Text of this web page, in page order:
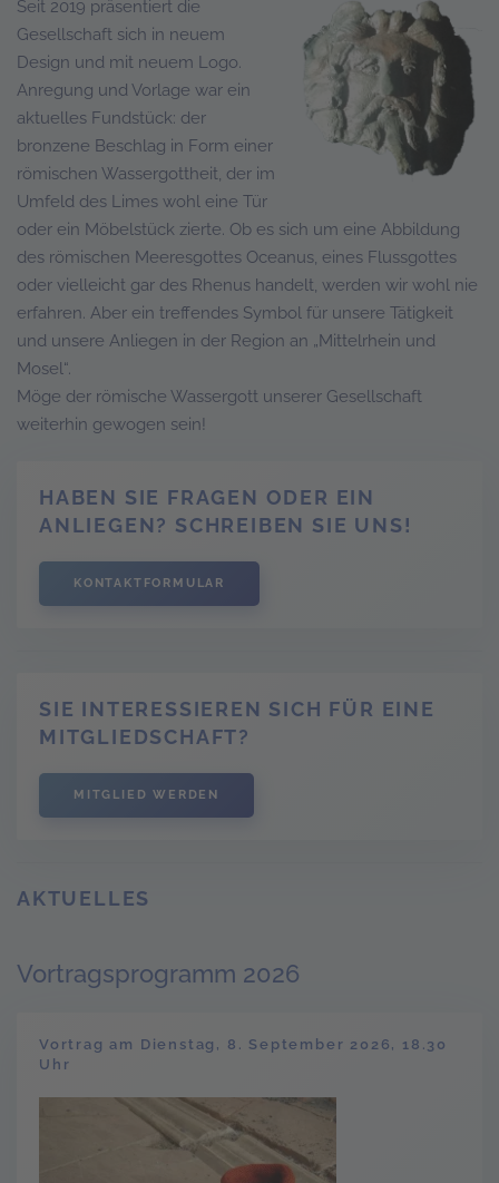
Seit 2019 präsentiert die
Gesellschaft sich in neuem
Design und mit neuem Logo.
Anregung und Vorlage war ein
aktuelles Fundstück: der
bronzene Beschlag in Form einer
römischen Wassergottheit, der im
Umfeld des Limes wohl eine Tür
oder ein Möbelstück zierte. Ob es sich um eine Abbildung
des römischen Meeresgottes Oceanus, eines Flussgottes
oder vielleicht gar des Rhenus handelt, werden wir wohl nie
erfahren. Aber ein treffendes Symbol für unsere Tätigkeit
und unsere Anliegen in der Region an „Mittelrhein und
Mosel“.
Möge der römische Wassergott unserer Gesellschaft
weiterhin gewogen sein!
HABEN SIE FRAGEN ODER EIN
ANLIEGEN? SCHREIBEN SIE UNS!
KONTAKTFORMULAR
SIE INTERESSIEREN SICH FÜR EINE
MITGLIEDSCHAFT?
MITGLIED WERDEN
AKTUELLES
Vortragsprogramm 2026
Vortrag am Dienstag, 8. September 2026, 18.30
Uhr